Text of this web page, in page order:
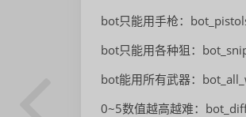
bot只能用手枪：
bot只能用各种狙：
bot能用所有武器：
0~5数值越高越难：